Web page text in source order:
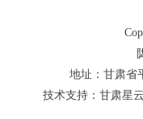
地址：甘肃省
技术支持：甘肃星